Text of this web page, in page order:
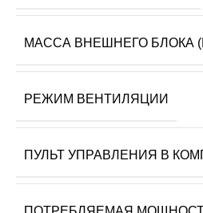
МАССА ВНЕШНЕГО БЛОКА
РЕЖИМ ВЕНТИЛЯЦИИ
ПУЛЬТ УПРАВЛЕНИЯ В